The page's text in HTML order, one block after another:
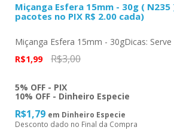
Miçanga Esfera 15mm - 30g ( N235
pacotes no PIX R$ 2.00 cada)
Miçanga Esfera 15mm - 30gDicas:
R$1,99
R$3,00
5% OFF - PIX
10% OFF - Dinheiro Especie
R$1,79 em Dinheiro Especie
Desconto dado no Final da Compra